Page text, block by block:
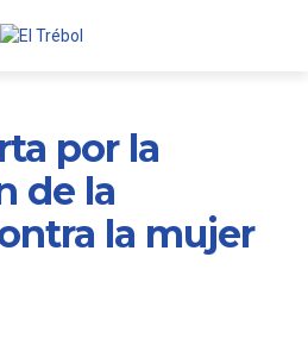
por la
de la
la mujer